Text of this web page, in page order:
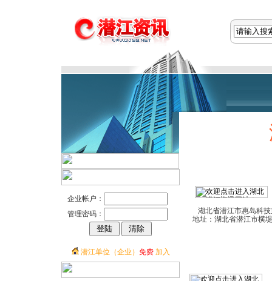
企业帐户：
管理密码：
潜江单位（企业） 免费加入
湖北省潜江市惠岛科
地址：湖北省潜江市横